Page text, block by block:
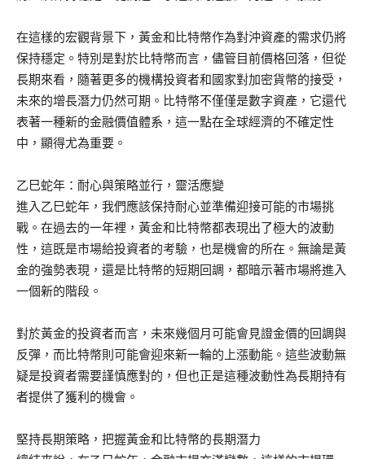
在這樣的宏觀背景下，黃金和比特幣作為對沖資產的需求仍將
保持穩定。特別是對於比特幣而言，儘管目前價格回落，但從
長期來看，隨著更多的機構投資者和國家對加密貨幣的接受，
未來的增長潛力仍然可期。比特幣不僅僅是數字資產，它還代
表著一種新的金融價值體系，這一點在全球經濟的不確定性
中，顯得尤為重要。
乙巳蛇年：耐心與策略並行，靈活應變
進入乙巳蛇年，我們應該保持耐心並準備迎接可能的市場挑
戰。在過去的一年裡，黃金和比特幣都表現出了極大的波動
性，這既是市場給投資者的考驗，也是機會的所在。無論是黃
金的強勢表現，還是比特幣的短期回調，都暗示著市場將進入
一個新的階段。
對於黃金的投資者而言，未來幾個月可能會見證金價的回調與
反彈，而比特幣則可能會迎來新一輪的上漲動能。這些波動無
疑是投資者需要謹慎應對的，但也正是這種波動性為長期持有
者提供了獲利的機會。
堅持長期策略，把握黃金和比特幣的長期潛力